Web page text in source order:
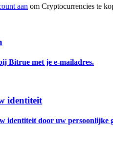
inclusief handelsinformatie, enz.
aan om Cryptocurrencies te
Bitrue met je e-mailadres.
identiteit
identiteit door uw persoonlijke